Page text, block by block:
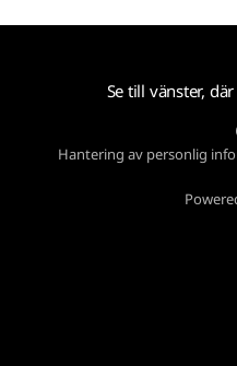
Se till vänster,
Hantering av personlig